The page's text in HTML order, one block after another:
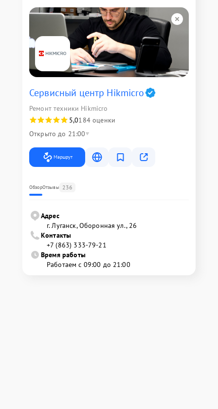
Сервисный центр Hikmicro
Ремонт техники Hikmicro
5,0184 оценки
Открыто до 21:00
Маршрут
ОбзорОтзывы 236
Адрес
г. Луганск, Оборонная ул., 26
Контакты
+7 (863) 333-79-21
Время работы
Работаем с 09:00 до 21:00